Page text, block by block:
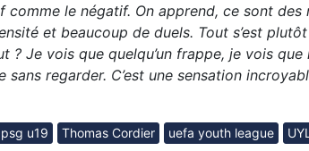
comme le négatif. On apprend, ce sont des
et beaucoup de duels. Tout s’est
? Je vois que quelqu’un frappe, je vois
sans regarder. C’est une sensation
psg u19 Thomas Cordier uefa youth league UYL